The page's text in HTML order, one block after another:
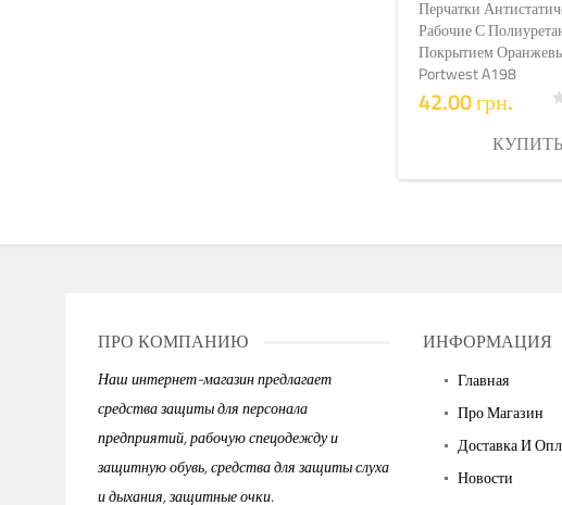
Перчатки
Рабочие С
Покрытием
Portwest A198
42.00 грн.
КУПИТЬ
ПРО КОМПАНИЮ
Наш интернет-магазин предлагает
средства защиты для персонала
предприятий, рабочую спецодежду и
защитную обувь, средства для защиты слуха
и дыхания, защитные очки.
ИНФОРМАЦИЯ
Главная
Про Магазин
Доставка И
Новости